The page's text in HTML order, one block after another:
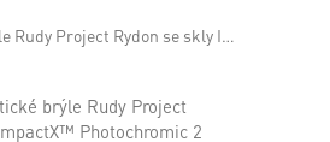
+13
Fotochromatické brýle Rudy Project Rydon se skly ImpactX™ Photochromic 2 Red